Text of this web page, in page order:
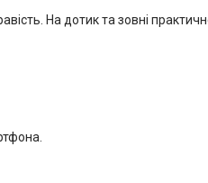
На дотик та зовні